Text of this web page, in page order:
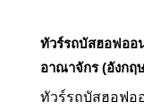
ทัวร์รถบัสฮอฟออ
อาณาจักร (อังกฤ
ทัวร์รถบัสฮอฟอ